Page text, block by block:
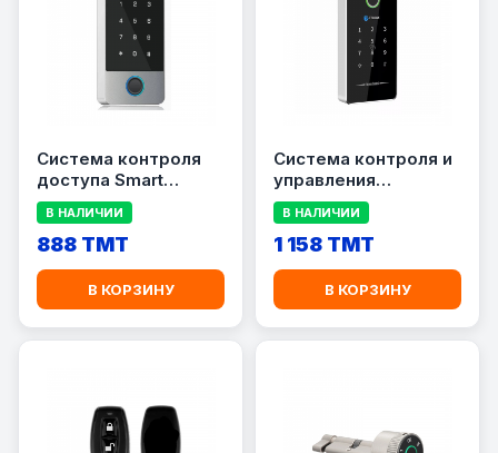
Система контроля
доступа Smart
Access Control
Bluetooth M01
В НАЛИЧИИ
888 TMT
В КОРЗИНУ
Система контроля и
управления
доступом Smart
Access Control
Bluetooth M02-TT
В НАЛИЧИИ
1 158 TMT
В КОРЗИНУ